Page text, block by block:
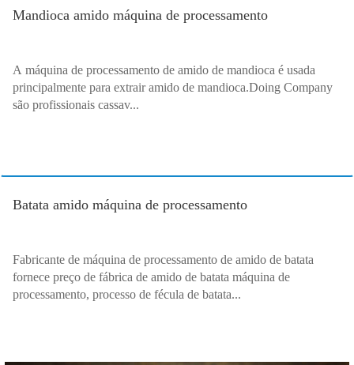
Mandioca amido máquina de processamento
A máquina de processamento de amido de mandioca é usada
principalmente para extrair amido de mandioca.Doing Company
são profissionais cassav...
Batata amido máquina de processamento
Fabricante de máquina de processamento de amido de batata
fornece preço de fábrica de amido de batata máquina de
processamento, processo de fécula de batata...